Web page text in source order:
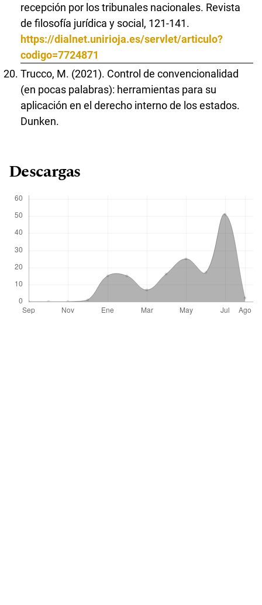
recepción por los tribunales nacionales. Revista
de filosofía jurídica y social, 121-141.
https://dialnet.unirioja.es/servlet/articulo?
codigo=7724871
Trucco, M. (2021). Control de convencionalidad
(en pocas palabras): herramientas para su
aplicación en el derecho interno de los estados.
Dunken.
Descargas